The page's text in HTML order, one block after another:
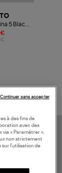
5 Black
à des fins de
avec des
via « Paramétrer »,
non strictement
l’utilisation de
Continuer sans accepter